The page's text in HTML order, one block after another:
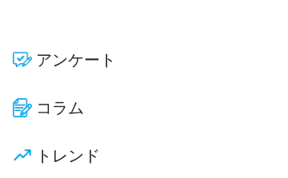
アンケート
コラム
トレンド